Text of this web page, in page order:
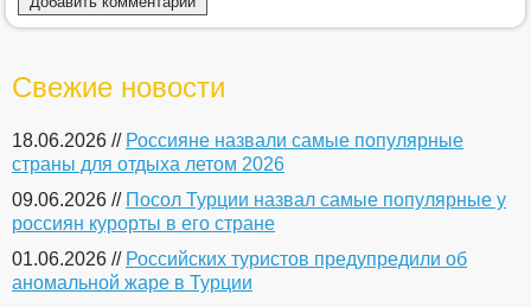
Свежие новости
18.06.2026 // Россияне назвали самые популярные
страны для отдыха летом 2026
09.06.2026 // Посол Турции назвал самые популярные у
россиян курорты в его стране
01.06.2026 // Российских туристов предупредили об
аномальной жаре в Турции